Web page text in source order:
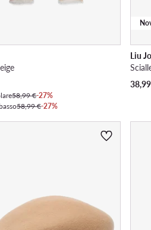
58,99 €-27%
58,99 €-27%
Liu Jo
38,99